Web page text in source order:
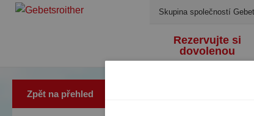
Skupina společností
Rezervujte si
dovolenou
Zpět na přehled